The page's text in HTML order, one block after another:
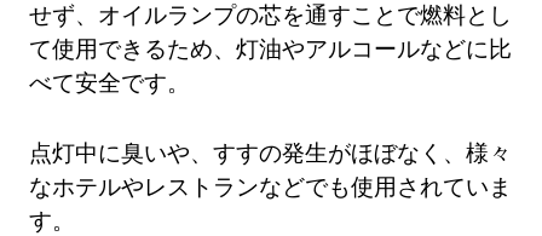
せず、オイルランプの芯を通すことで燃料とし
て使用できるため、灯油やアルコールなどに比
べて安全です。
点灯中に臭いや、すすの発生がほぼなく、様々
なホテルやレストランなどでも使用されていま
す。